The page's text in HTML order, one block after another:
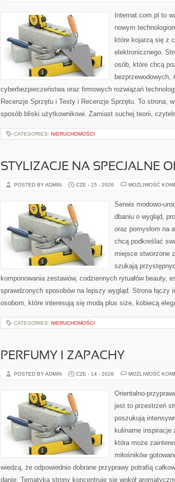
Internat.com.pl to
nowym
które kojarzą się z
elektronicznego.
osób, które chcą
bezprzewodowych,
cyberbezpieczeństwa oraz firmowych rozwiązań
Recenzje Sprzętu i Testy i Recenzje Sprzętu. To strona,
sposób bliski użytkownikowi. Zamiast suchej teorii,
CATEGORIES: NIERUCHOMOŚCI
STYLIZACJE NA SPECJALNE
POSTED BY ADMIN CZE - 15 - 2026 MOŻLIWOŚĆ
Serwis modowo-
dbaniu o wygląd,
oraz pomysłom na
chcą podkreślać
miejsce stworzone
szukają
komponowania zestawów, codziennych rytuałów beauty,
sprawdzonych sposobów na lepszy wygląd. Strona
osobom, które interesują się modą plus size, kobiecą
CATEGORIES: NIERUCHOMOŚCI
PERFUMY I ZAPACHY
POSTED BY ADMIN CZE - 14 - 2026 MOŻLIWOŚĆ
Orientalno-
jest to przestrzeń
poszukują
kulinarne inspiracje
która może
miłośników
wiedzą, że odpowiednio dobrane przyprawy potrafią
danie. Tematyka strony koncentruje się wokół